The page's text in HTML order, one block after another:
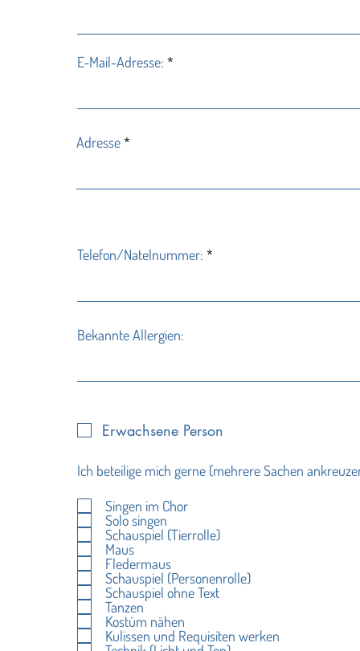
E-Mail-Adresse:
Adresse
Telefon/Natelnummer:
Bekannte Allergien:
Erwachsene Person
Ich beteilige mich gerne (mehrere Sachen
Singen im Chor
Solo singen
Schauspiel (Tierrolle)
Maus
Fledermaus
Schauspiel (Personenrolle)
Schauspiel ohne Text
Tanzen
Kostüm nähen
Kulissen und Requisiten werken